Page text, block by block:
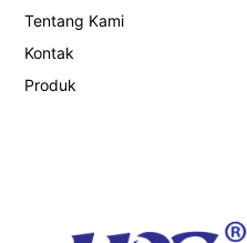
Tentang Kami
Kontak
Produk